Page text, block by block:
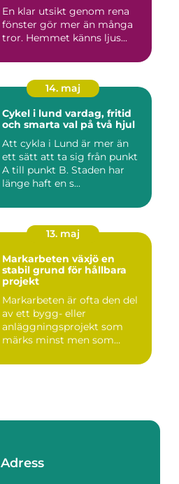
En klar utsikt genom rena
fönster gör mer än många
tror. Hemmet känns ljus...
14. maj
Cykel i lund vardag, fritid
och smarta val på två hjul
Att cykla i Lund är mer än
ett sätt att ta sig från punkt
A till punkt B. Staden har
länge haft en s...
13. maj
Markarbeten växjö en
stabil grund för hållbara
projekt
Markarbeten är ofta den del
av ett bygg- eller
anläggningsprojekt som
märks minst men som
Adress